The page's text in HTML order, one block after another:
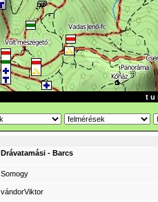
t u
Drávatamási - Barcs
Somogy
vándorViktor